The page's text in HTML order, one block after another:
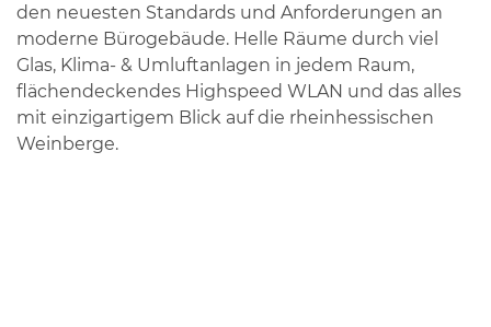
den neuesten Standards und Anforderungen an
moderne Bürogebäude. Helle Räume durch viel
Glas, Klima- & Umluftanlagen in jedem Raum,
flächendeckendes Highspeed WLAN und das alles
mit einzigartigem Blick auf die rheinhessischen
Weinberge.